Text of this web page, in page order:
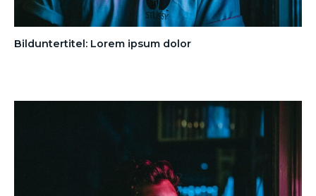
Bilduntertitel: Lorem ipsum dolor